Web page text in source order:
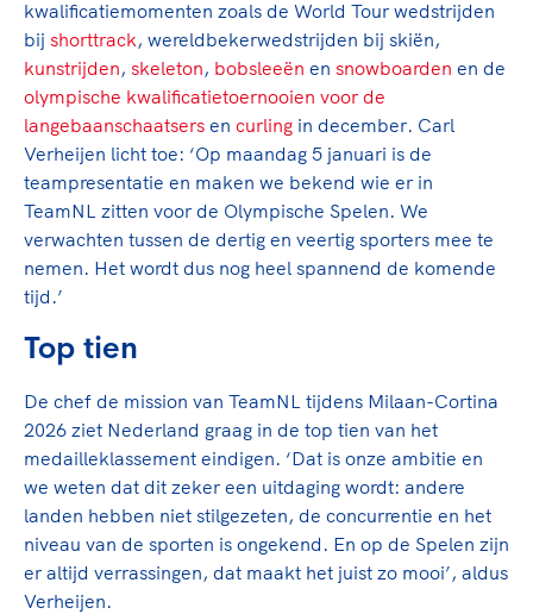
kwalificatiemomenten zoals de World Tour wedstrijden
bij shorttrack, wereldbekerwedstrijden bij skiën,
kunstrijden, skeleton, bobsleeën en snowboarden en de
olympische kwalificatietoernooien voor de
langebaanschaatsers en curling in december. Carl
Verheijen licht toe: ‘Op maandag 5 januari is de
teampresentatie en maken we bekend wie er in
TeamNL zitten voor de Olympische Spelen. We
verwachten tussen de dertig en veertig sporters mee te
nemen. Het wordt dus nog heel spannend de komende
tijd.’
Top tien
De chef de mission van TeamNL tijdens Milaan-Cortina
2026 ziet Nederland graag in de top tien van het
medailleklassement eindigen. ‘Dat is onze ambitie en
we weten dat dit zeker een uitdaging wordt: andere
landen hebben niet stilgezeten, de concurrentie en het
niveau van de sporten is ongekend. En op de Spelen zijn
er altijd verrassingen, dat maakt het juist zo mooi’, aldus
Verheijen.